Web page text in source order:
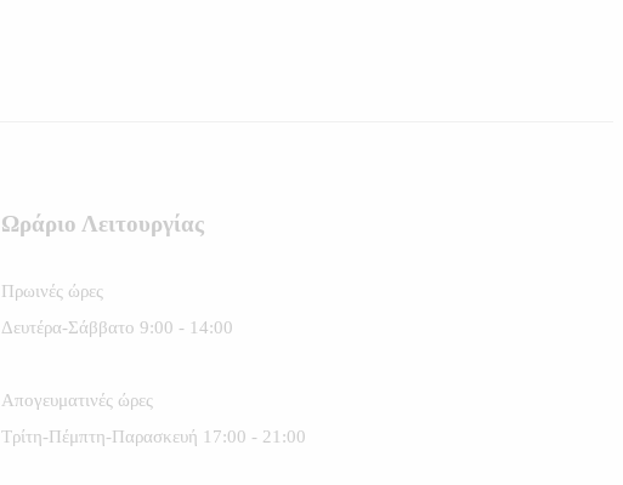
Ωράριο Λειτουργίας
Πρωινές ώρες
Δευτέρα-Σάββατο 9:00 - 14:00
Απογευματινές ώρες
Τρίτη-Πέμπτη-Παρασκευή 17:00 - 21:00